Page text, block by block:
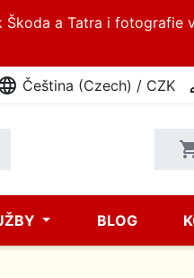
a Tatra i fotografie
Čeština (Czech) / CZK
BLOG